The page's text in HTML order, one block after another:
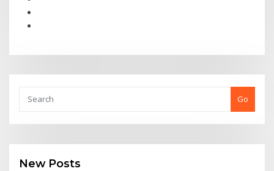
Go
New Posts